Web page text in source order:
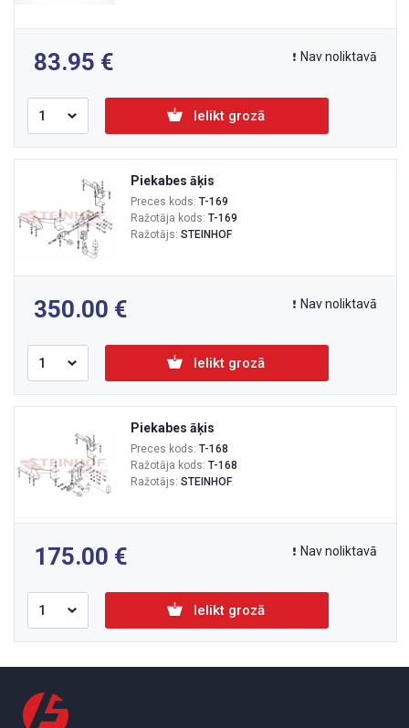
83.95 Nav noliktavā
Ielikt grozā
Piekabes āķis
Preces kods: T-169
Ražotāja kods: T-169
Ražotājs: STEINHOF
350.00 Nav noliktavā
Ielikt grozā
Piekabes āķis
Preces kods: T-168
Ražotāja kods: T-168
Ražotājs: STEINHOF
175.00 Nav noliktavā
Ielikt grozā